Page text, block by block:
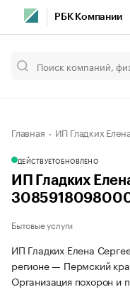
РБК Компании
Главная ИП Гладких
ДЕЙСТВУЕТОБНОВЛЕНО
ИП Гладких
Бытовые услуги
ИП Гладких Елена
регионе — Пермский
Организация похорон и